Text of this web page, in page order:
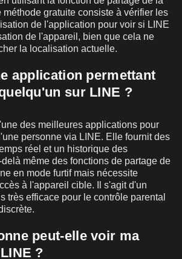
méthode gratuite consiste à vérifier les
de l'application pour voir si LINE
de l'appareil, bien que cela ne
la localisation actuelle.
application permettant
sur LINE ?
des meilleures applications pour
personne via LINE. Elle fournit des
réel et un historique des
même des fonctions de partage de
en mode furtif mais nécessite
à l'appareil cible. Il s'agit d'un
très efficace pour le contrôle parental
peut-elle voir ma
?